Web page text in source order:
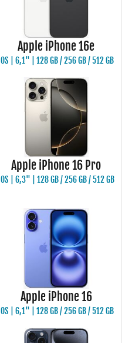
Apple iPhone 16e
IOS | 6,1" | 128 GB / 256 GB / 512 GB
Apple iPhone 16 Pro
IOS | 6,3" | 128 GB / 256 GB / 512 GB
Apple iPhone 16
IOS | 6,1" | 128 GB / 256 GB / 512 GB